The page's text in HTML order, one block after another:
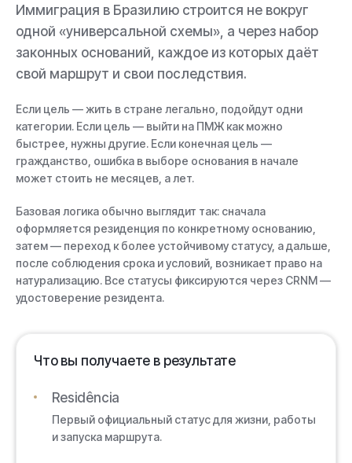
Иммиграция в Бразилию строится не вокруг
одной «универсальной схемы», а через набор
законных оснований, каждое из которых даёт
свой маршрут и свои последствия.
Если цель — жить в стране легально, подойдут одни
категории. Если цель — выйти на ПМЖ как можно
быстрее, нужны другие. Если конечная цель —
гражданство, ошибка в выборе основания в начале
может стоить не месяцев, а лет.
Базовая логика обычно выглядит так: сначала
оформляется резиденция по конкретному основанию,
затем — переход к более устойчивому статусу, а дальше,
после соблюдения срока и условий, возникает право на
натурализацию. Все статусы фиксируются через CRNM —
удостоверение резидента.
Что вы получаете в результате
Residência
Первый официальный статус для жизни, работы
и запуска маршрута.